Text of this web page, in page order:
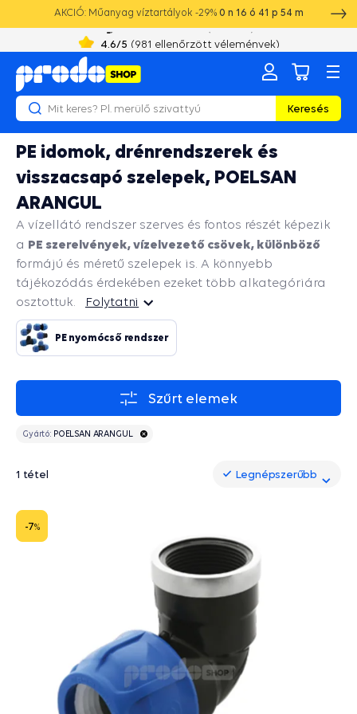
AKCIÓ: Műanyag víztartályok -29% 0 n 16 ó 41 p 54 m
4.6 /5 (981 ellenőrzött vélemények)
Keresés
PE idomok, drénrendszerek és
visszacsapó szelepek, POELSAN
ARANGUL
A vízellátó rendszer szerves és fontos részét képezik
a PE szerelvények, vízelvezető csövek, különböző
formájú és méretű szelepek is. A könnyebb
tájékozódás érdekében ezeket több alkategóriára
osztottuk.
Folytatni
FolytatniPE nyomócső rendszer
Szűrt elemek
Gyártó: POELSAN ARANGUL
1 tétel Legnépszerűbb
Legnépszerűbb
-7%